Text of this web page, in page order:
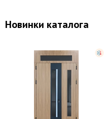
Новинки каталога